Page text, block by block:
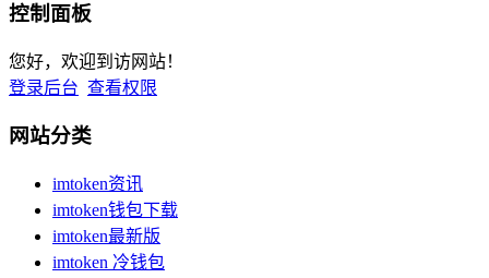
控制面板
您好，欢迎到访网站！
登录后台 查看权限
网站分类
imtoken资讯
imtoken钱包下载
imtoken最新版
imtoken 冷钱包